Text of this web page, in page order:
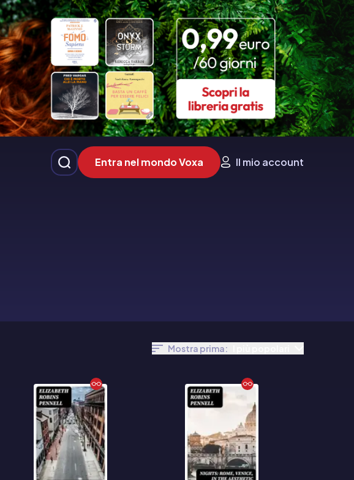
Entra nel mondo Voxa Il mio account
Mostra prima: